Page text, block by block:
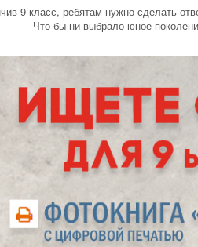
9 класс, ребятам нужно сделать
Что бы ни выбрало юное